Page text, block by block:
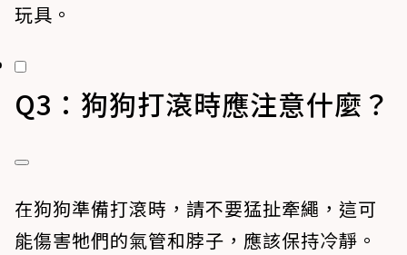
玩具。
Q3：狗狗打滾時應注意什麼？
在狗狗準備打滾時，請不要猛扯牽繩，這可
能傷害牠們的氣管和脖子，應該保持冷靜。